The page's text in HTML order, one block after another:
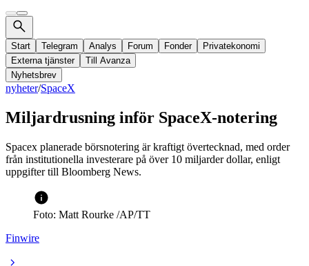
Start Telegram Analys Forum Fonder
Privatekonomi
Externa tjänster
Till Avanza
Nyhetsbrev
nyheter/SpaceX
Miljardrusning inför SpaceX-notering
Spacex planerade börsnotering är kraftigt övertecknad, med order
från institutionella investerare på över 10 miljarder dollar, enligt
uppgifter till Bloomberg News.
Foto: Matt Rourke /AP/TT
Finwire